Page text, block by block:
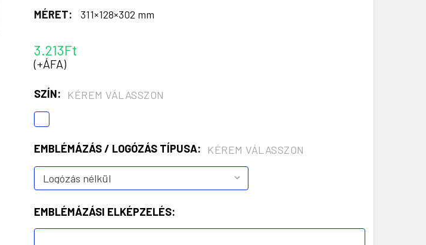
MÉRET:
311×128×302 mm
3.213Ft
(+ÁFA)
SZÍN: KÉREM VÁLASSZON
EMBLÉMÁZÁS / LOGÓZÁS TÍPUSA: KÉREM VÁLASSZON
EMBLÉMÁZÁSI ELKÉPZELÉS: